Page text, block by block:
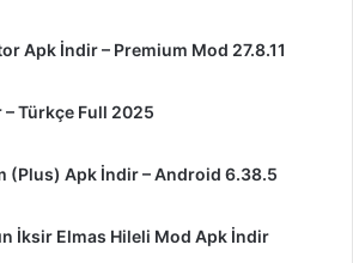
Apk İndir – Premium Mod 27.8.11
– Türkçe Full 2025
(Plus) Apk İndir – Android 6.38.5
İksir Elmas Hileli Mod Apk İndir